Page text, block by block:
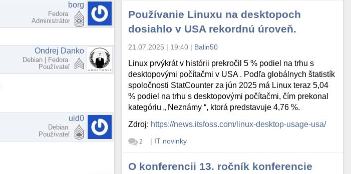
borg
Fedora
Administrátor
Ondrej Danko
Debian | Fedora
Používateľ
uid0
Debian
Používateľ
Používanie Linuxu na desktopoch
dosiahlo v USA rekordnú úroveň.
21.07.2025 | 19:40 | Balin50
Linux prvýkrát v histórii prekročil 5 % podiel na trhu s
desktopovými počítačmi v USA . Podľa globálnych štatistík
spoločnosti StatCounter za jún 2025 má Linux teraz 5,04
% podiel na trhu s desktopovými počítačmi, čím prekonal
kategóriu „ Neznámy “, ktorá predstavuje 4,76 %.
Zdroj: https://news.itsfoss.com/linux-desktop-usage-usa/
2 | IT novinky
O konferencii 13. ročník konferencie